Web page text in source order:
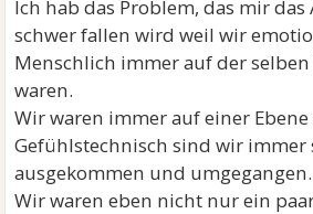
Ich hab das Problem, das mir
schwer fallen wird weil wir
Menschlich immer auf der
waren.
Wir waren immer auf einer
Gefühlstechnisch sind wir
ausgekommen und umgegangen.
Wir waren eben nicht nur ein